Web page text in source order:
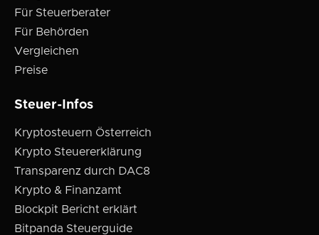
Für Steuerberater
Für Behörden
Vergleichen
Preise
Steuer-Infos
Kryptosteuern Österreich
Krypto Steuererklärung
Transparenz durch DAC8
Krypto & Finanzamt
Blockpit Bericht erklärt
Bitpanda Steuerguide